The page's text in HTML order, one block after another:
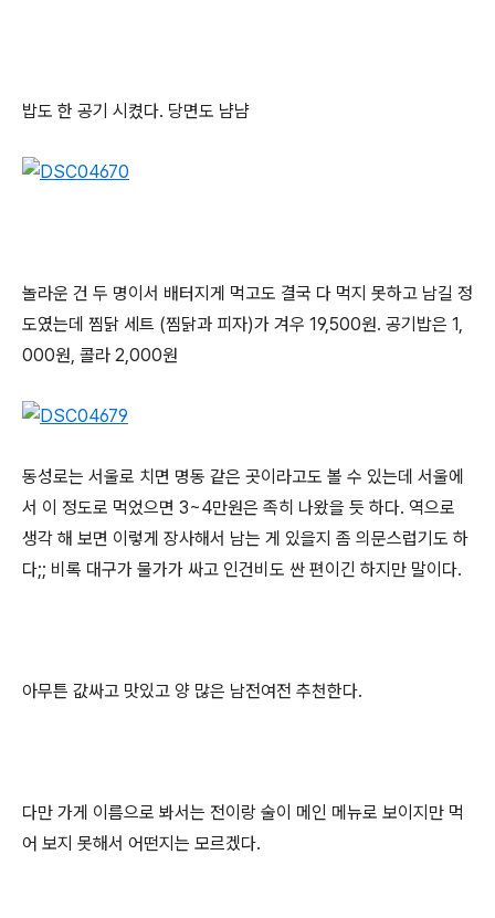
밥도 한 공기 시켰다. 당면도 냠냠
놀라운 건 두 명이서 배터지게 먹고도 결국 다 먹지 못하고 남길 정
도였는데 찜닭 세트 (찜닭과 피자)가 겨우 19,500원. 공기밥은 1,
000원, 콜라 2,000원
동성로는 서울로 치면 명동 같은 곳이라고도 볼 수 있는데 서울에
서 이 정도로 먹었으면 3~4만원은 족히 나왔을 듯 하다. 역으로
생각 해 보면 이렇게 장사해서 남는 게 있을지 좀 의문스럽기도 하
다;; 비록 대구가 물가가 싸고 인건비도 싼 편이긴 하지만 말이다.
아무튼 값싸고 맛있고 양 많은 남전여전 추천한다.
다만 가게 이름으로 봐서는 전이랑 술이 메인 메뉴로 보이지만 먹
어 보지 못해서 어떤지는 모르겠다.